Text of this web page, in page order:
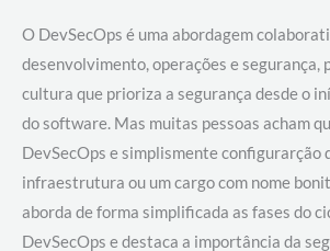
O DevSecOps é uma abordagem
desenvolvimento, operações e segurança,
cultura que prioriza a segurança desde o
do software. Mas muitas pessoas acham
DevSecOps e simplismente configurarção
infraestrutura ou um cargo com nome
aborda de forma simplificada as fases do
DevSecOps e destaca a importância da